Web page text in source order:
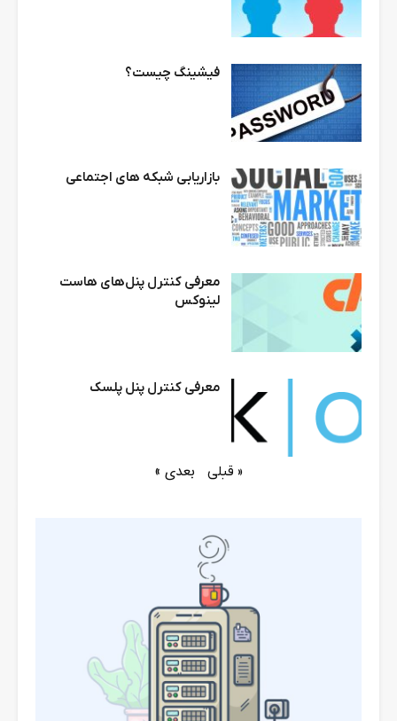
فیشینگ چیست؟
بازاریابی شبکه های اجتماعی
معرفی کنترل پنل‌های هاست
لینوکس
معرفی کنترل پنل پلسک
« قبلی بعدی »